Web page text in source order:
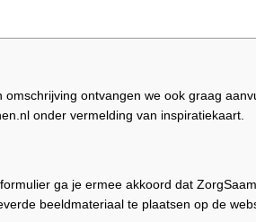
omschrijving ontvangen we ook graag
onder vermelding van inspiratiekaart.
ga je ermee akkoord dat
beeldmateriaal te plaatsen op de